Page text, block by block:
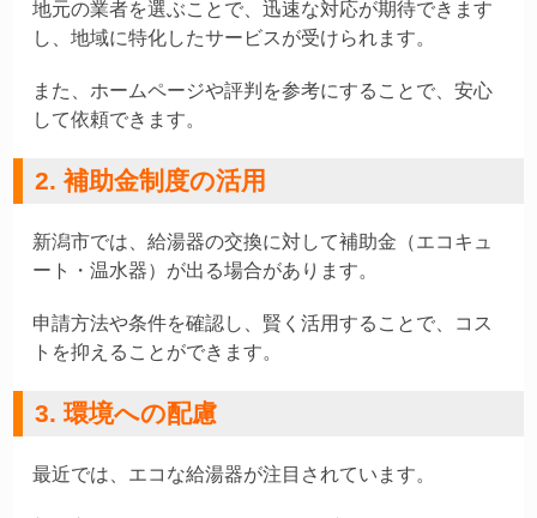
地元の業者を選ぶことで、迅速な対応が期待できます
し、地域に特化したサービスが受けられます。
また、ホームページや評判を参考にすることで、安心
して依頼できます。
2. 補助金制度の活用
新潟市では、給湯器の交換に対して補助金（エコキュ
ート・温水器）が出る場合があります。
申請方法や条件を確認し、賢く活用することで、コス
トを抑えることができます。
3. 環境への配慮
最近では、エコな給湯器が注目されています。